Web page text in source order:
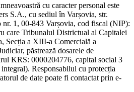
cu caracter personal este
S.A., cu sediul în Varșovia, str.
nr. 1, 00-843 Varșovia, cod fiscal (NIP):
care Tribunalul Districtual al Capitalei
Secția a XIII-a Comercială a
păstrează dosarele de
KRS: 0000204776, capital social 3
Responsabilul cu protecția
de date poate fi contactat prin e-